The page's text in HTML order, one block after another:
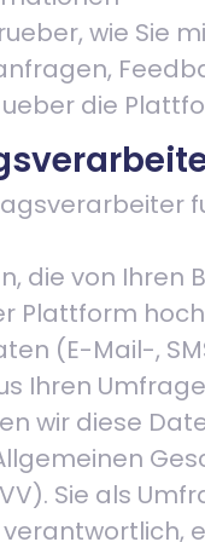
wie Sie
die
die von Ihren
Plattform
(E-Mail-,
Ihren
wir diese
Sie als